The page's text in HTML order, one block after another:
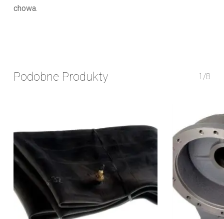
chowa.
Podobne Produkty 1/8